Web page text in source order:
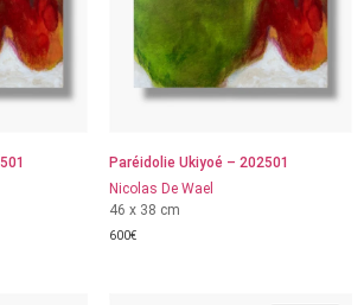
Paréidolie Ukiyoé – 202501
Nicolas De Wael
46 x 38 cm
600€